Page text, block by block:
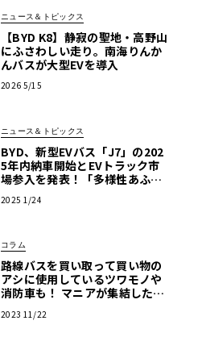
ニュース＆トピックス
【BYD K8】静寂の聖地・高野山
にふさわしい走り。南海りんか
んバスが大型EVを導入
2026 5/15
ニュース＆トピックス
BYD、新型EVバス「J7」の202
5年内納車開始とEVトラック市
場参入を発表！「多様性あふれ
2025 1/24
コラム
路線バスを買い取って買い物の
アシに使用しているツワモノや
消防車も！ マニアが集結した商
2023 11/22